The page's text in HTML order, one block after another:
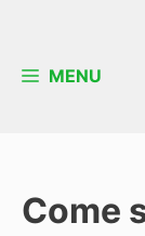
MENU
Come